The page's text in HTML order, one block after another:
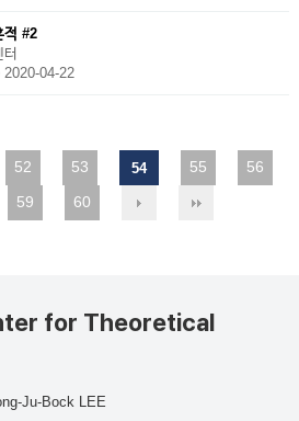
적 #2
2020-04-22
52 53 54 55
56
59 60
for Theoretical
Ju-Bock LEE